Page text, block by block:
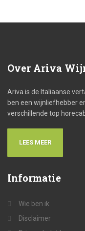
Over Ariva
Ariva is de Italiaanse
ben een wijnliefhebber
verschillende top
LEES MEER
Informatie
Wie ben ik
Disclaimer